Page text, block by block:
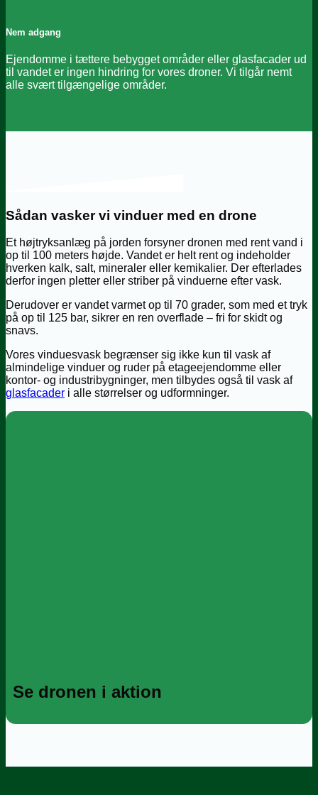
Nem adgang
Ejendomme i tættere bebygget områder eller glasfacader ud
til vandet er ingen hindring for vores droner. Vi tilgår nemt
alle svært tilgængelige områder.
Sådan vasker vi vinduer med en drone
Et højtryksanlæg på jorden forsyner dronen med rent vand i
op til 100 meters højde. Vandet er helt rent og indeholder
hverken kalk, salt, mineraler eller kemikalier. Der efterlades
derfor ingen pletter eller striber på vinduerne efter vask.
Derudover er vandet varmet op til 70 grader, som med et tryk
på op til 125 bar, sikrer en ren overflade – fri for skidt og
snavs.
Vores vinduesvask begrænser sig ikke kun til vask af
almindelige vinduer og ruder på etageejendomme eller
kontor- og industribygninger, men tilbydes også til vask af
glasfacader i alle størrelser og udformninger.
Se dronen i aktion